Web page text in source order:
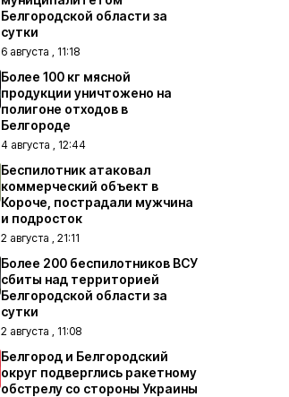
Белгородской области за
сутки
6 августа , 11:18
Более 100 кг мясной
продукции уничтожено на
полигоне отходов в
Белгороде
4 августа , 12:44
Беспилотник атаковал
коммерческий объект в
Короче, пострадали мужчина
и подросток
2 августа , 21:11
Более 200 беспилотников ВСУ
сбиты над территорией
Белгородской области за
сутки
2 августа , 11:08
Белгород и Белгородский
округ подверглись ракетному
обстрелу со стороны Украины